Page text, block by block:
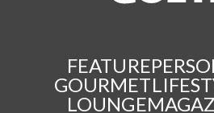
FEATURE
GOURMET
LOUNGE